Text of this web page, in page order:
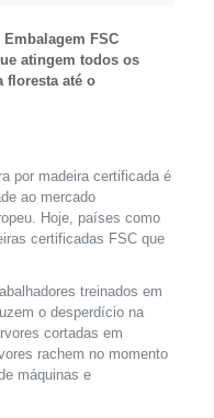
FSC
atingem todos os
floresta até o
por madeira certificada é
ao mercado
Hoje, países como
certificadas FSC que
treinados em
o desperdício na
cortadas em
rachem no momento
máquinas e